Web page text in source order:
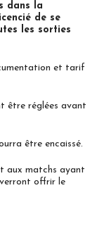
dans la
de se
les sorties
et tarif
être réglées avant
être encaissé.
aux matchs ayant
verront offrir le